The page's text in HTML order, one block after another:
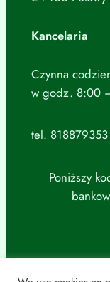
Kancelaria
Czynna
w godz. 8:00
tel. 818879353
Poniższy